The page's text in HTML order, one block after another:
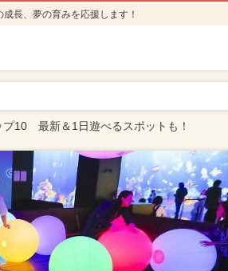
長、夢の育みを応援します！
10 最新＆1日遊べるスポットも！